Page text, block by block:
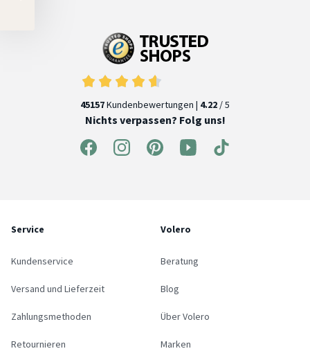
45157Kundenbewertungen | 4.22 / 5
Nichts verpassen? Folg uns!
Service
Kundenservice
Versand und Lieferzeit
Zahlungsmethoden
Retournieren
Volero
Beratung
Blog
Über Volero
Marken